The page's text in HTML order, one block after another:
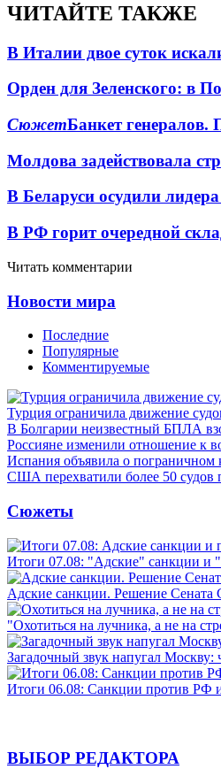
ЧИТАЙТЕ ТАКЖЕ
В Италии двое суток
Орден для Зеленского: в
СюжетБанкет генералов.
Молдова задействовала
В Беларуси осудили
В РФ горит очередной
Читать комментарии
Новости мира
Последние
Популярные
Комментируемые
Турция ограничила движение
В Болгарии неизвестный БПЛА
Россияне изменили отношение к
Испания объявила о пограничном
США перехватили более 50 судов
Сюжеты
Итоги 07.08: "Адские" санкции и
Адские санкции. Решение
"Охотиться на лучника, а не на
Загадочный звук напугал Москву:
Итоги 06.08: Санкции против РФ
ВЫБОР РЕДАКТОРА